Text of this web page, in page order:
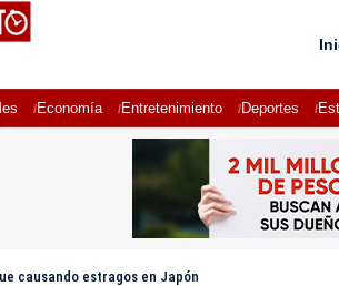
Economía Entretenimiento Deportes
causando estragos en Japón